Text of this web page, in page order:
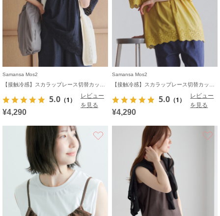
Samansa Mos2
5.0 （1）
レビュー
を見る
¥4,290
Samansa Mos2
5.0 （1）
レビュー
を見る
¥4,290